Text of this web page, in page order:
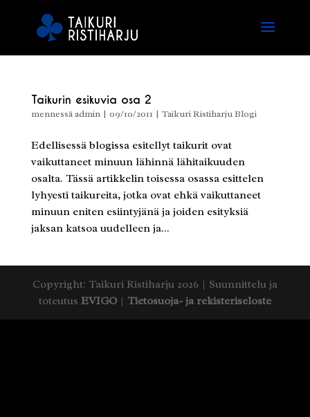
Taikurin esikuvia osa 2
mennessäadmin| 09/10/2011 | Taikuri Ristiharju Blogi
Edellisessä blogissa esitellyt taikurit ovat
vaikuttaneet minuun lähinnä lähitaikuuden
osalta. Tässä artikkelin toisessa osassa esittelen
lyhyesti taikureita, jotka ovat ehkä vaikuttaneet
minuun eniten esiintyjänä ja joiden esityksiä
jaksan katsoa uudelleen ja...
Copyright: Taikuri Ristiharju 2026 | Suunnittelu ja
toteutus EVIGO| Tietosuoja- ja rekisteriseloste